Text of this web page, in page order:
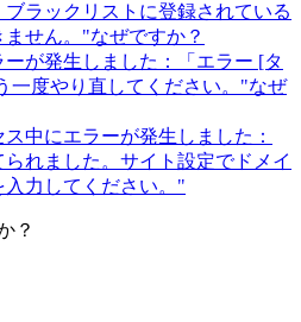
ブラックリストに登録されている
せん。"なぜですか？
が発生しました：「エラー [タ
一度やり直してください。"なぜ
中にエラーが発生しました：
られました。サイト設定でドメイ
入力してください。"
？